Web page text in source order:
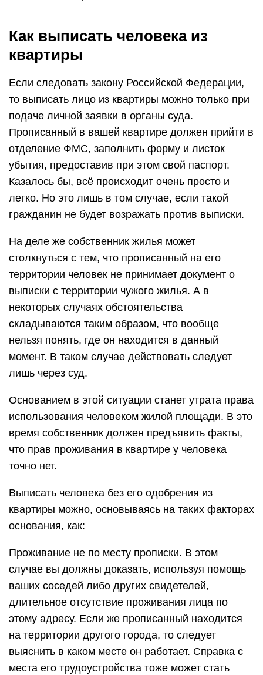
Как выписать человека из
квартиры
Если следовать закону Российской Федерации,
то выписать лицо из квартиры можно только при
подаче личной заявки в органы суда.
Прописанный в вашей квартире должен прийти в
отделение ФМС, заполнить форму и листок
убытия, предоставив при этом свой паспорт.
Казалось бы, всё происходит очень просто и
легко. Но это лишь в том случае, если такой
гражданин не будет возражать против выписки.
На деле же собственник жилья может
столкнуться с тем, что прописанный на его
территории человек не принимает документ о
выписки с территории чужого жилья. А в
некоторых случаях обстоятельства
складываются таким образом, что вообще
нельзя понять, где он находится в данный
момент. В таком случае действовать следует
лишь через суд.
Основанием в этой ситуации станет утрата права
использования человеком жилой площади. В это
время собственник должен предъявить факты,
что прав проживания в квартире у человека
точно нет.
Выписать человека без его одобрения из
квартиры можно, основываясь на таких факторах
основания, как:
Проживание не по месту прописки. В этом
случае вы должны доказать, используя помощь
ваших соседей либо других свидетелей,
длительное отсутствие проживания лица по
этому адресу. Если же прописанный находится
на территории другого города, то следует
выяснить в каком месте он работает. Справка с
места его трудоустройства тоже может стать